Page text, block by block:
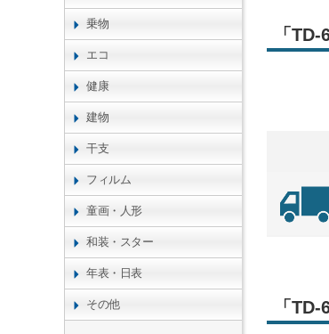
「
「
乗物
エコ
健康
建物
干支
フィルム
童画・人形
和装・スター
年表・日表
その他